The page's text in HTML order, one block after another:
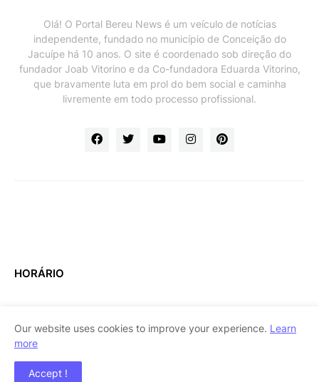
Olá! O Portal Bereu News é um veículo de notícias
independente, fundado no município de Conceição do
Jacuípe há 10 anos. O site é coordenado sob direção do
fundador Joab Vitorino e da Co-fundadora Eduarda Vitorino,
que bravamente luta em prol do bem social e caminha
livremente em todo processo profissional.
HORÁRIO
Our website uses cookies to improve your experience. Learn
more
Accept !